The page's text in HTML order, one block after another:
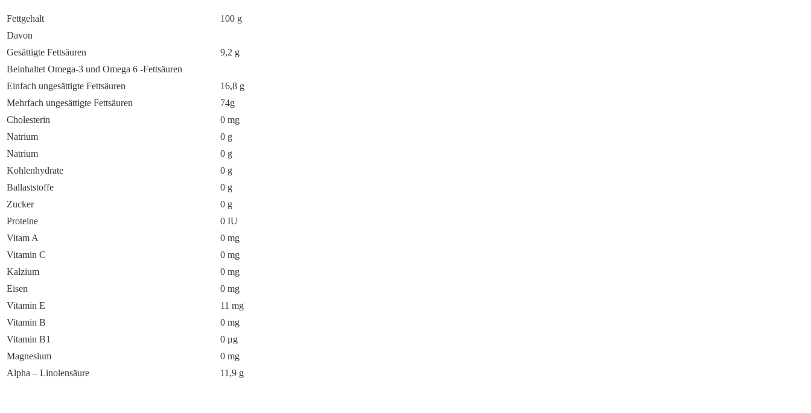
Fettgehalt
100 g
Davon
Gesättigte Fettsäuren
9,2 g
Beinhaltet Omega-3 und Omega 6 -Fettsäuren
Einfach ungesättigte Fettsäuren
16,8 g
Mehrfach ungesättigte Fettsäuren
74g
Cholesterin
0 mg
Natrium
0 g
Natrium
0 g
Kohlenhydrate
0 g
Ballaststoffe
0 g
Zucker
0 g
Proteine
0 IU
Vitam A
0 mg
Vitamin C
0 mg
Kalzium
0 mg
Eisen
0 mg
Vitamin E
11 mg
Vitamin B
0 mg
Vitamin B1
0 μg
Magnesium
0 mg
Alpha – Linolensäure
11,9 g